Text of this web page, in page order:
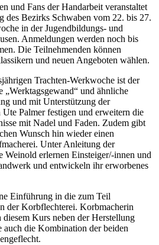
und Fans der Handarbeit veranstaltet
des Bezirks Schwaben vom 22. bis 27.
in der Jugendbildungs- und
Anmeldungen werden noch bis
Die Teilnehmenden können
und neuen Angeboten wählen.
Trachten-Werkwoche ist der
„Werktagsgewand“ und ähnliche
und mit Unterstützung der
Ute Palmer festigen und erweitern die
mit Nadel und Faden. Zudem gibt
Wunsch hin wieder einen
Unter Anleitung der
Weinold erlernen Einsteiger/-innen und
und entwickeln ihr erworbenes
Einführung in die zum Teil
der Korbflechterei. Korbmacherin
Kurs neben der Herstellung
auch die Kombination der beiden